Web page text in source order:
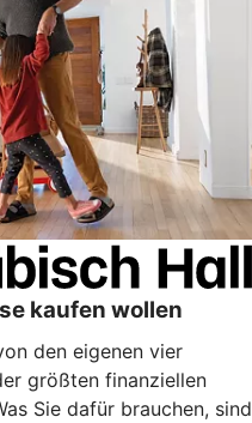
kaufen wollen
den eigenen vier
größten finanziellen
Sie dafür brauchen, sind